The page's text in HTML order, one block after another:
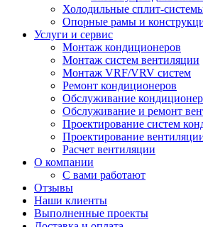
Холодильные сплит-
Опорные рамы и
Услуги и сервис
Монтаж кондиционеров
Монтаж систем вентиляции
Монтаж VRF/VRV систем
Ремонт кондиционеров
Обслуживание
Обслуживание и ремонт
Проектирование систем
Проектирование
Расчет вентиляции
О компании
С вами работают
Отзывы
Наши клиенты
Выполненные проекты